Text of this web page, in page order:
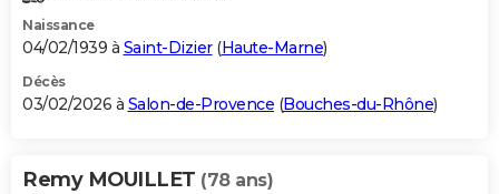
Naissance
04/02/1939 à Saint-Dizier(Haute-Marne)
Décès
03/02/2026 à Salon-de-Provence (Bouches-du-Rhône)
Remy MOUILLET (78 ans)